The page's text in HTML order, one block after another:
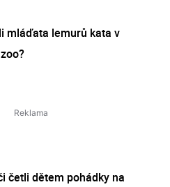
mláďata lemurů kata v
četli dětem pohádky na